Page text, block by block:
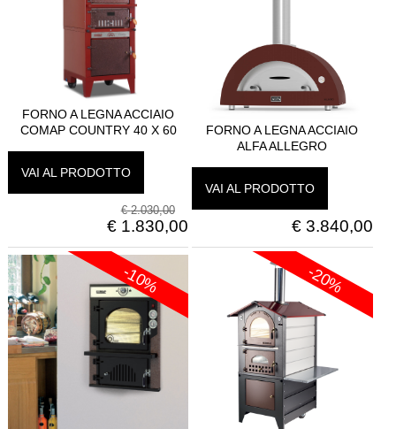
FORNO A LEGNA ACCIAIO
COMAP COUNTRY 40 X 60
VAI AL PRODOTTO
€ 2.030,00
€ 1.830,00
FORNO A LEGNA ACCIAIO
ALFA ALLEGRO
VAI AL PRODOTTO
€ 3.840,00
-10% -20%